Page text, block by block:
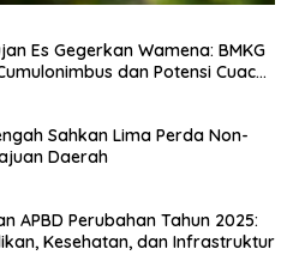
Es Gegerkan Wamena: BMKG
dan Potensi Cuaca
Sahkan Lima Perda Non-
Daerah
APBD Perubahan Tahun 2025:
Kesehatan, dan Infrastruktur